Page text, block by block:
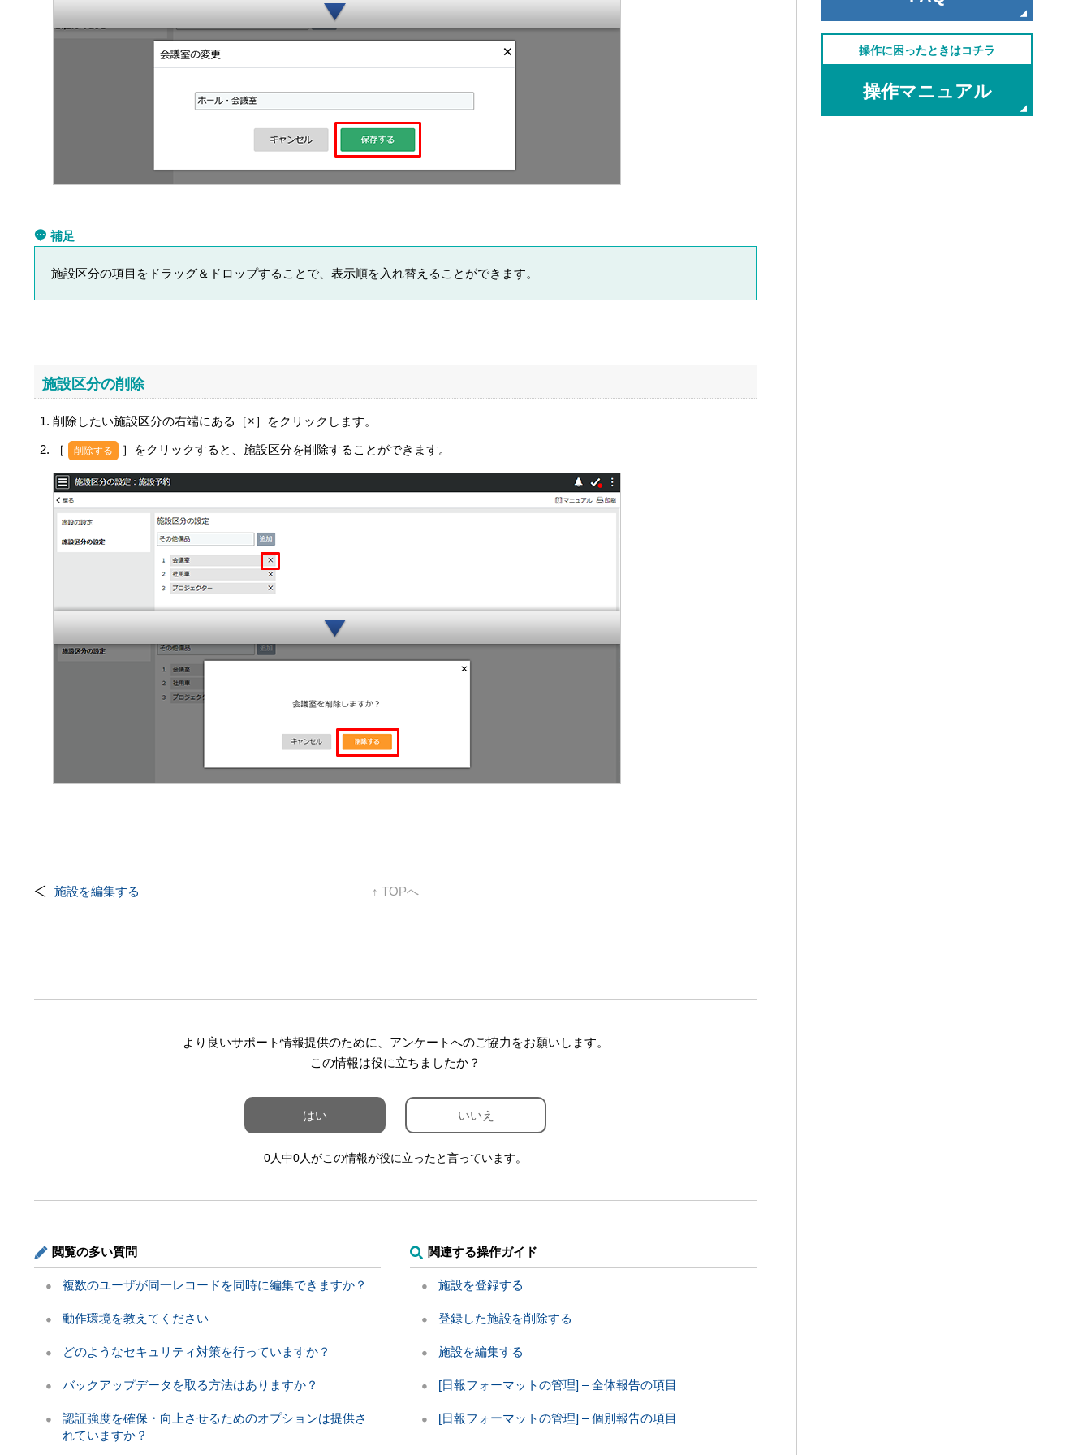
補足
施設区分の項目をドラッグ＆ドロップすることで、表示順を入れ替えることができます。
施設区分の削除
削除したい施設区分の右端にある［×］をクリックします。
［ 削除する ］をクリックすると、施設区分を削除することができます。
施設を編集する ↑ TOPへ
より良いサポート情報提供のために、アンケートへのご協力をお願いします。
この情報は役に立ちましたか？
はい いいえ
0人中0人がこの情報が役に立ったと言っています。
閲覧の多い質問
複数のユーザが同一レコードを同時に編集できますか？
動作環境を教えてください
どのようなセキュリティ対策を行っていますか？
バックアップデータを取る方法はありますか？
認証強度を確保・向上させるためのオプションは提供さ
れていますか？
関連する操作ガイド
施設を登録する
登録した施設を削除する
施設を編集する
[日報フォーマットの管理] – 全体報告の項目
[日報フォーマットの管理] – 個別報告の項目
操作に困ったときはコチラ
操作マニュアル